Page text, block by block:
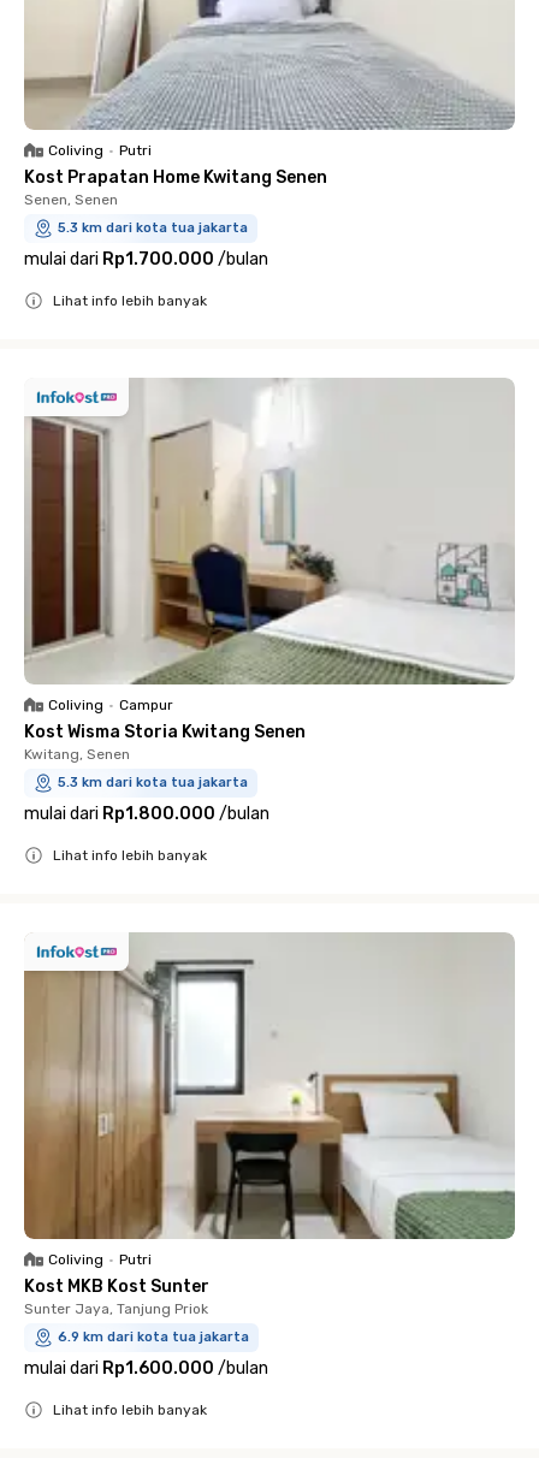
Coliving • Putri
Kost Prapatan Home Kwitang Senen
Senen, Senen
5.3 km dari kota tua jakarta
mulai dari Rp1.700.000 /bulan
Lihat info lebih banyak
Coliving • Campur
Kost Wisma Storia Kwitang Senen
Kwitang, Senen
5.3 km dari kota tua jakarta
mulai dari Rp1.800.000 /bulan
Lihat info lebih banyak
Coliving • Putri
Kost MKB Kost Sunter
Sunter Jaya, Tanjung Priok
6.9 km dari kota tua jakarta
mulai dari Rp1.600.000 /bulan
Lihat info lebih banyak